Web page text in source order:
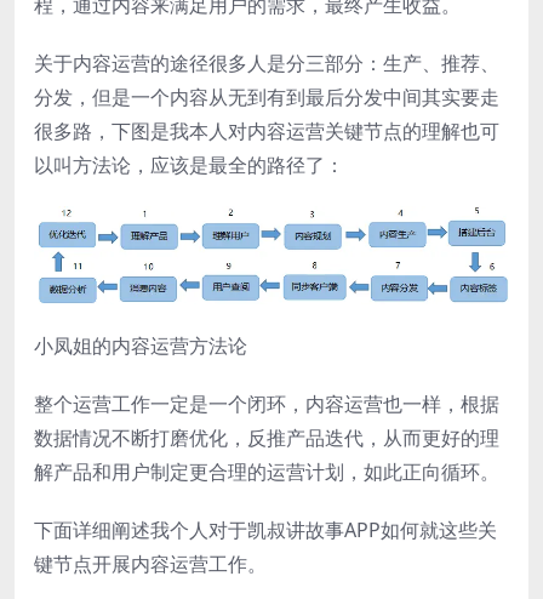
关于内容运营的途径很多人是分三部分：生产、推荐、
分发，但是一个内容从无到有到最后分发中间其实要走
很多路，下图是我本人对内容运营关键节点的理解也可
以叫方法论，应该是最全的路径了：
小凤姐的内容运营方法论
整个运营工作一定是一个闭环，内容运营也一样，根据
数据情况不断打磨优化，反推产品迭代，从而更好的理
解产品和用户制定更合理的运营计划，如此正向循环。
下面详细阐述我个人对于凯叔讲故事APP如何就这些关
键节点开展内容运营工作。